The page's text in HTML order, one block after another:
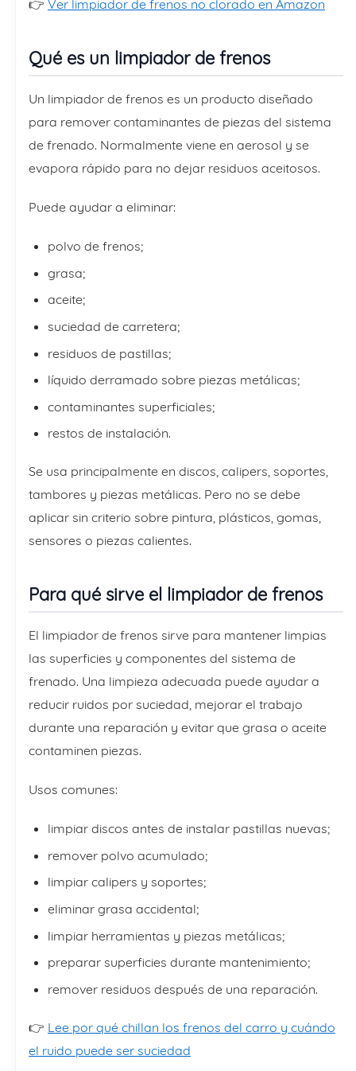
👉 Ver limpiador de frenos no clorado en Amazon
Qué es un limpiador de frenos
Un limpiador de frenos es un producto diseñado
para remover contaminantes de piezas del sistema
de frenado. Normalmente viene en aerosol y se
evapora rápido para no dejar residuos aceitosos.
Puede ayudar a eliminar:
polvo de frenos;
grasa;
aceite;
suciedad de carretera;
residuos de pastillas;
líquido derramado sobre piezas metálicas;
contaminantes superficiales;
restos de instalación.
Se usa principalmente en discos, calipers, soportes,
tambores y piezas metálicas. Pero no se debe
aplicar sin criterio sobre pintura, plásticos, gomas,
sensores o piezas calientes.
Para qué sirve el limpiador de frenos
El limpiador de frenos sirve para mantener limpias
las superficies y componentes del sistema de
frenado. Una limpieza adecuada puede ayudar a
reducir ruidos por suciedad, mejorar el trabajo
durante una reparación y evitar que grasa o aceite
contaminen piezas.
Usos comunes:
limpiar discos antes de instalar pastillas nuevas;
remover polvo acumulado;
limpiar calipers y soportes;
eliminar grasa accidental;
limpiar herramientas y piezas metálicas;
preparar superficies durante mantenimiento;
remover residuos después de una reparación.
👉 Lee por qué chillan los frenos del carro y cuándo
el ruido puede ser suciedad